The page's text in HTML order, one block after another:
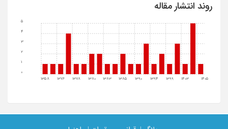
روند انتشار مقاله
1358 1376 1378 1380 1383 1385 1390 1394 1399 1403 1405
0
1
2
3
4
5